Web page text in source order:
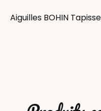
Aiguilles BOHIN